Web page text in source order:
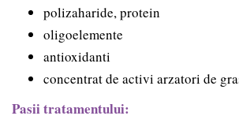
polizaharide, protein
oligoelemente
antioxidanti
concentrat de activi arzatori de
Pasii tratamentului: